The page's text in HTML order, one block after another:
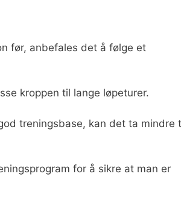
før, anbefales det å følge et
kroppen til lange løpeturer.
treningsbase, kan det ta mindre
for å sikre at man er